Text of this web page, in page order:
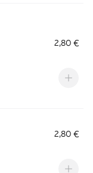
2,80 €
2,80 €